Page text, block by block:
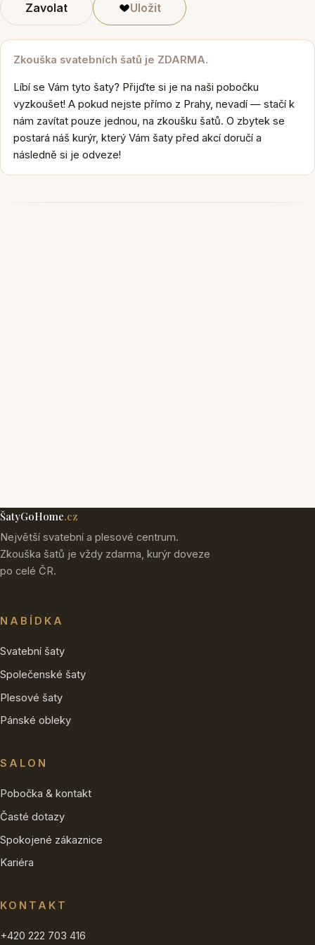
Zavolat Uložit
Zkouška svatebních šatů je ZDARMA.
Líbí se Vám tyto šaty? Přijďte si je na naši pobočku
vyzkoušet! A pokud nejste přímo z Prahy, nevadí — stačí k
nám zavítat pouze jednou, na zkoušku šatů. O zbytek se
postará náš kurýr, který Vám šaty před akcí doručí a
následně si je odveze!
ŠatyGoHome.cz
Největší svatební a plesové centrum.
Zkouška šatů je vždy zdarma, kurýr doveze
po celé ČR.
NABÍDKA
Svatební šaty
Společenské šaty
Plesové šaty
Pánské obleky
SALON
Pobočka & kontakt
Časté dotazy
Spokojené zákaznice
Kariéra
KONTAKT
+420 222 703 416